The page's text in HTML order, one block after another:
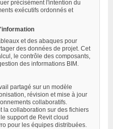
précisément l'intention du
exécutifs ordonnés et
et des abaques pour
des données de projet. Cet
le contrôle des composants,
des informations BIM.
partagé sur un modèle
révision et mise à jour
collaboratifs.
la collaboration sur des fichiers
support de Revit cloud
pour les équipes distribuées.